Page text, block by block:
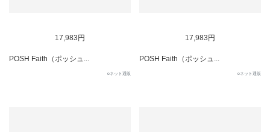
17,983円
POSH Faith（ポッシュ...
eネット通販
17,983円
POSH Faith（ポッシュ...
eネット通販